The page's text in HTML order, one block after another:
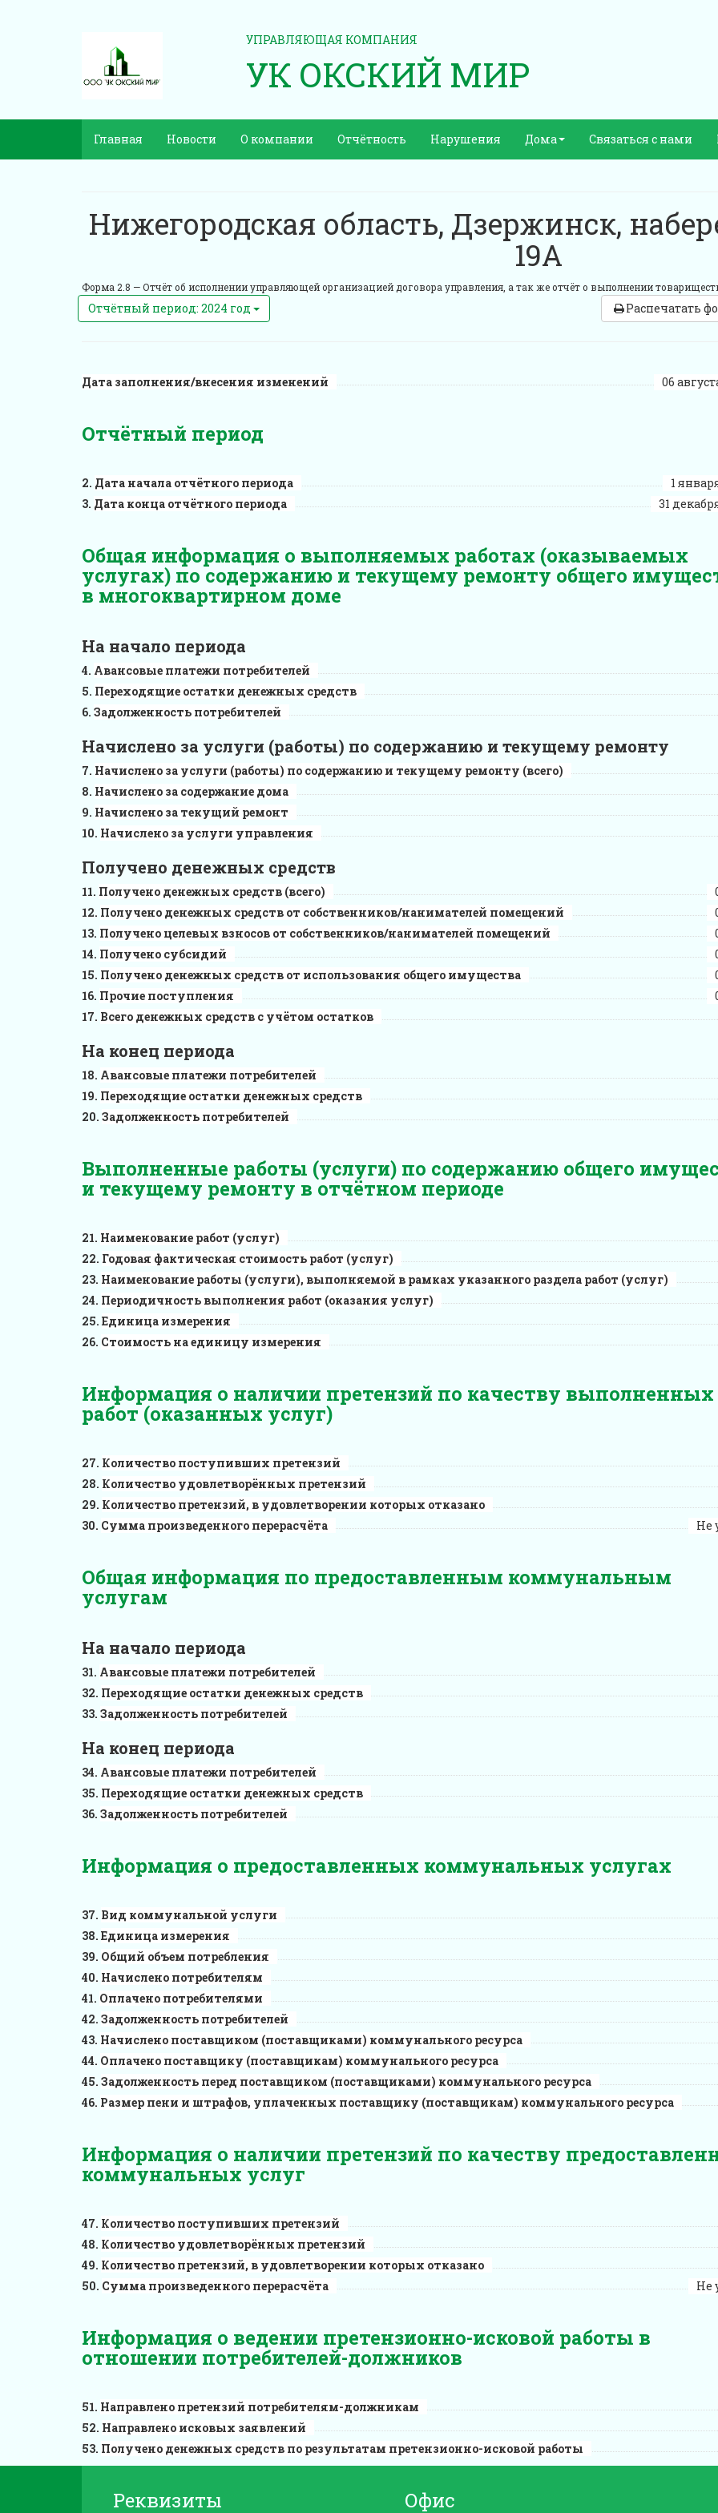
УПРАВЛЯЮЩАЯ КОМПАНИЯ
УК ОКСКИЙ МИР
Главная Новости О компании Отчётность Нарушения Дома Связаться с нами
Нижегородская область, Дзержинск,
19А
Форма 2.8 — Отчёт об исполнении управляющей организацией договора управления, а так же отчёт о выполнении
Отчётный период: 2024 год Распечатать
Дата заполнения/внесения изменений 06
Отчётный период
Дата начала отчётного периода
1
Дата конца отчётного периода
31
Общая информация о выполняемых работах (оказываемых
услугах) по содержанию и текущему ремонту общего
в многоквартирном доме
На начало периода
Авансовые платежи потребителей
Переходящие остатки денежных средств
Задолженность потребителей
Начислено за услуги (работы) по содержанию и текущему ремонту
Начислено за услуги (работы) по содержанию и текущему ремонту (всего)
Начислено за содержание дома
Начислено за текущий ремонт
Начислено за услуги управления
Получено денежных средств
Получено денежных средств (всего)
Получено денежных средств от собственников/нанимателей помещений
Получено целевых взносов от собственников/нанимателей помещений
Получено субсидий
Получено денежных средств от использования общего имущества
Прочие поступления
Всего денежных средств с учётом остатков
На конец периода
Авансовые платежи потребителей
Переходящие остатки денежных средств
Задолженность потребителей
Выполненные работы (услуги) по содержанию общего
и текущему ремонту в отчётном периоде
Наименование работ (услуг)
Годовая фактическая стоимость работ (услуг)
Наименование работы (услуги), выполняемой в рамках указанного раздела работ (услуг)
Периодичность выполнения работ (оказания услуг)
Единица измерения
Стоимость на единицу измерения
Информация о наличии претензий по качеству выполненных
работ (оказанных услуг)
Количество поступивших претензий
Количество удовлетворённых претензий
Количество претензий, в удовлетворении которых отказано
Сумма произведенного перерасчёта
Не
Общая информация по предоставленным коммунальным
услугам
На начало периода
Авансовые платежи потребителей
Переходящие остатки денежных средств
Задолженность потребителей
На конец периода
Авансовые платежи потребителей
Переходящие остатки денежных средств
Задолженность потребителей
Информация о предоставленных коммунальных услугах
Вид коммунальной услуги
Единица измерения
Общий объем потребления
Начислено потребителям
Оплачено потребителями
Задолженность потребителей
Начислено поставщиком (поставщиками) коммунального ресурса
Оплачено поставщику (поставщикам) коммунального ресурса
Задолженность перед поставщиком (поставщиками) коммунального ресурса
Размер пени и штрафов, уплаченных поставщику (поставщикам) коммунального ресурса
Информация о наличии претензий по качеству
коммунальных услуг
Количество поступивших претензий
Количество удовлетворённых претензий
Количество претензий, в удовлетворении которых отказано
Сумма произведенного перерасчёта
Не
Информация о ведении претензионно-исковой работы в
отношении потребителей-должников
Направлено претензий потребителям-должникам
Направлено исковых заявлений
Получено денежных средств по результатам претензионно-исковой работы
Реквизиты Офис